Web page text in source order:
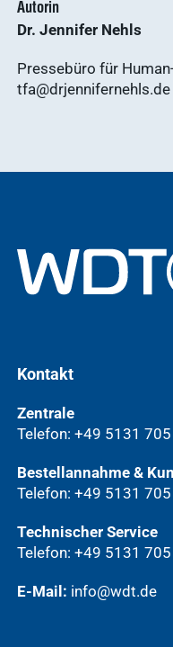
Autorin
Dr. Jennifer Nehls
Pressebüro für
tfa@drjennifernehls.de
Kontakt
Zentrale
Telefon: +49 5131
Bestellannahme &
Telefon: +49 5131
Technischer Service
Telefon: +49 5131
E-Mail: info@wdt.de